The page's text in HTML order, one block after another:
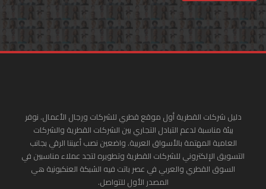
دليل شركات القطرية أول موقع قطري للشركات ورجال الأعمال. نوفر
بيئة مناسبة لدعم التبادل التجاري بين الشركات القطرية والشركات
العامية المهتمة بالأسواق العربية. واضعين نصب أعيننا الرقي بجانب
التسويق الإلكتروني للشركات القطرية وتطويره لتجد عملاء مناسبين في
السوق القطري والعربي في عصر باتت فيه الشبكة العنكبونية هي
المصدر الأول للتواصل.